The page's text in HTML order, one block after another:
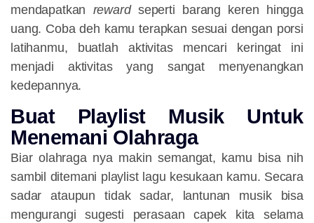
mendapatkan rewardseperti barang keren hingga
uang. Coba deh kamu terapkan sesuai dengan porsi
latihanmu, buatlah aktivitas mencari keringat ini
menjadi aktivitas yang sangat menyenangkan
kedepannya.
Buat Playlist Musik Untuk
Menemani Olahraga
Biar olahraga nya makin semangat, kamu bisa nih
sambil ditemani playlist lagu kesukaan kamu. Secara
sadar ataupun tidak sadar, lantunan musik bisa
mengurangi sugesti perasaan capek kita selama